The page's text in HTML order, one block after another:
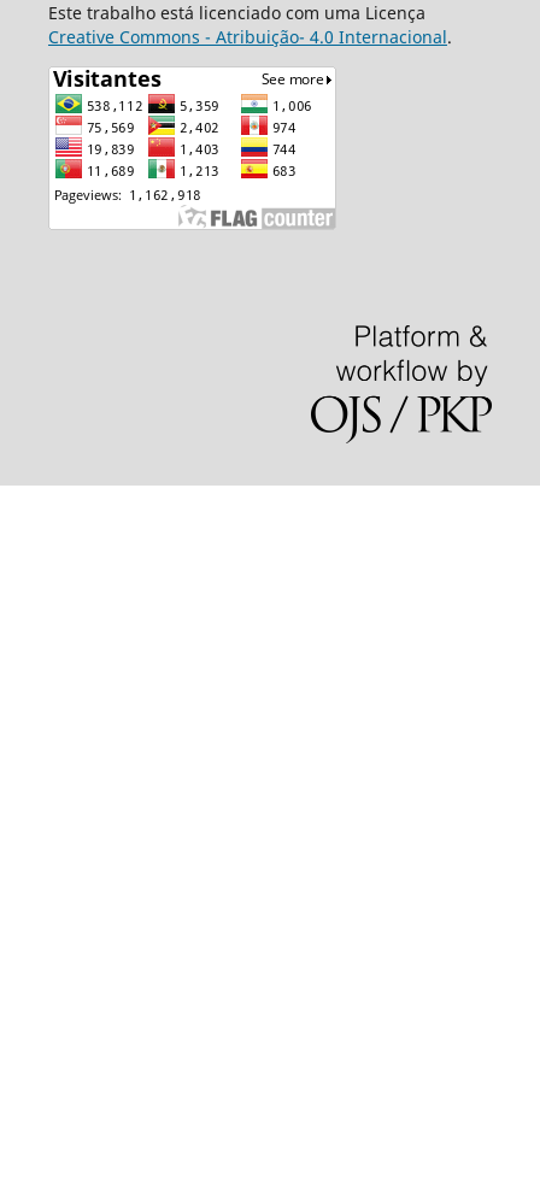
Este trabalho está licenciado com uma Licença
Creative Commons - Atribuição- 4.0 Internacional.